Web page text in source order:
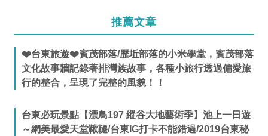
推薦文章
❤️台東旅遊❤️賓茂部落/歷坵部落的小米學堂，賓茂部落
文化故事牆記錄著排灣族故事，各種小旅行透過偏愛旅
行的整合，呈現了完整的風貌！！
台東必玩景點【漂鳥197 縱谷大地藝術季】池上一日遊
～網美最愛天堂鞦韆/台東IG打卡不能錯過/2019台東秘